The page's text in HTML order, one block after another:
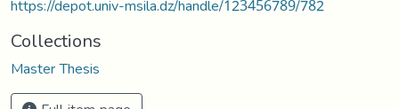
https://depot.univ-msila.dz/handle/123456789/782
Collections
Master Thesis